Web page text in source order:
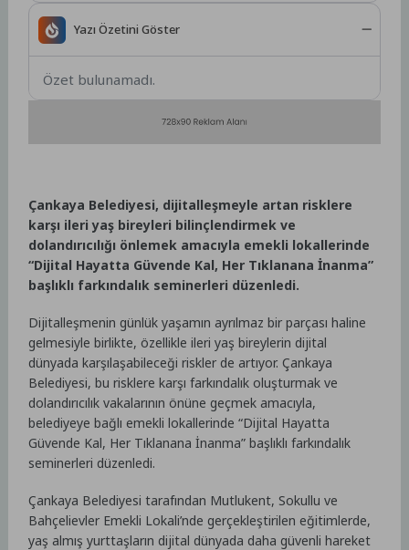
Yazı Özetini Göster
Özet bulunamadı.
Çankaya Belediyesi, dijitalleşmeyle artan risklere
karşı ileri yaş bireyleri bilinçlendirmek ve
dolandırıcılığı önlemek amacıyla emekli lokallerinde
“Dijital Hayatta Güvende Kal, Her Tıklanana İnanma”
başlıklı farkındalık seminerleri düzenledi.
Dijitalleşmenin günlük yaşamın ayrılmaz bir parçası haline
gelmesiyle birlikte, özellikle ileri yaş bireylerin dijital
dünyada karşılaşabileceği riskler de artıyor. Çankaya
Belediyesi, bu risklere karşı farkındalık oluşturmak ve
dolandırıcılık vakalarının önüne geçmek amacıyla,
belediyeye bağlı emekli lokallerinde “Dijital Hayatta
Güvende Kal, Her Tıklanana İnanma” başlıklı farkındalık
seminerleri düzenledi.
Çankaya Belediyesi tarafından Mutlukent, Sokullu ve
Bahçelievler Emekli Lokali’nde gerçekleştirilen eğitimlerde,
yaş almış yurttaşların dijital dünyada daha güvenli hareket